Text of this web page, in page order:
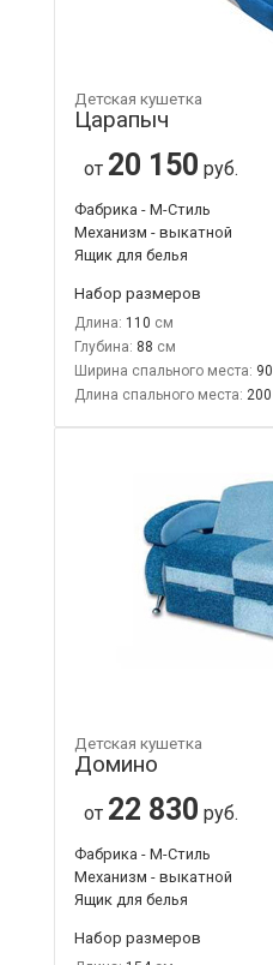
Детская кушетка
Царапыч
от 20 150 руб.
Фабрика - М-Стиль
Механизм - выкатной
Ящик для белья
Набор размеров
Длина: 110
Глубина: 88
Ширина спального места: 90
Длина спального места: 200
Детская кушетка
Домино
от 22 830 руб.
Фабрика - М-Стиль
Механизм - выкатной
Ящик для белья
Набор размеров